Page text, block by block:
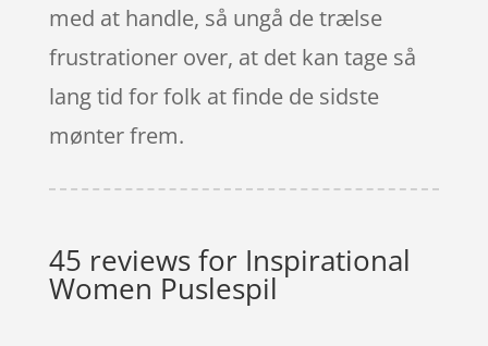
med at handle, så ungå de trælse
frustrationer over, at det kan tage så
lang tid for folk at finde de sidste
mønter frem.
45 reviews for Inspirational
Women Puslespil